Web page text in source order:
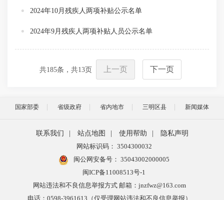
2024年10月残疾人两项补贴公示名单
2024年9月残疾人两项补贴人员公示名单
共185条，共13页 上一页 下一页
国家部委 省级政府 省内地市 三明区县 新闻媒体
联系我们 | 站点地图 | 使用帮助 |
隐私声明
网站标识码： 3504300032
闽公网安备号： 35043002000005
闽ICP备11008513号-1
网站违法和不良信息举报方式 邮箱：jnzfwz@163.com
电话：0598-3961613（仅受理网站违法和不良信息举报）